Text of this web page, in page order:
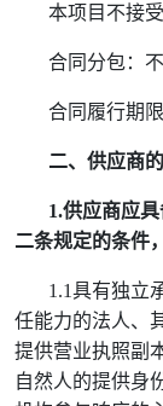
本项目不接
合同分包：
合同履行期限
二、供应商
1.供应商应
二条规定的条件
1.1具有独立
任能力的法人、
提供营业执照副
自然人的提供身